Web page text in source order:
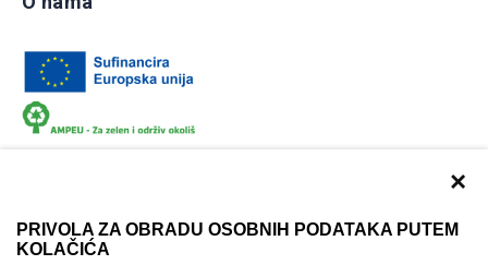
×
PRIVOLA ZA OBRADU OSOBNIH PODATAKA PUTEM
KOLAČIĆA